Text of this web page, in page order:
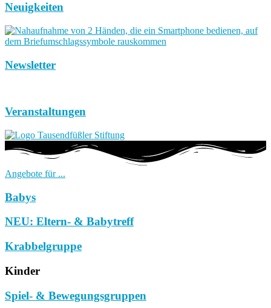
Neuigkeiten
Newsletter
Veranstaltungen
Angebote für ...
Babys
NEU: Eltern- & Babytreff
Krabbelgruppe
Kinder
Spiel- & Bewegungsgruppen